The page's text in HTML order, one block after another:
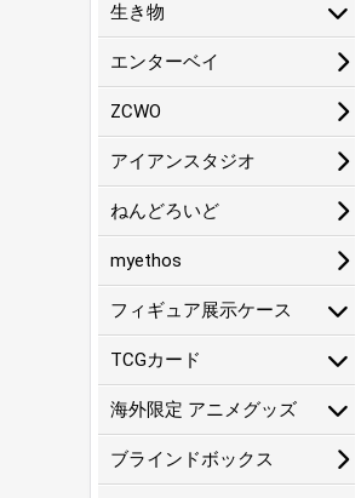
生き物
エンターベイ
ZCWO
アイアンスタジオ
ねんどろいど
myethos
フィギュア展示ケース
TCGカード
海外限定 アニメグッズ
ブラインドボックス